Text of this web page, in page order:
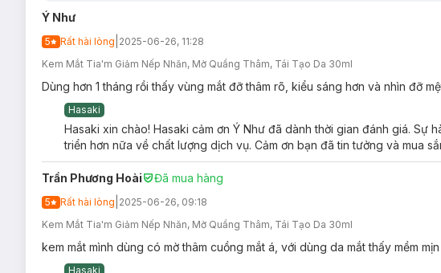
Đối tượng sử dụng:
Dành cho mọi loại da
Dành cho làn kể cả da nhạy cảm, da treatment
Công dụng:
Ngăn ngừa lão hóa và làm mờ các vết thâm.
Làm giảm vết nhăn quanh vùng mắt.
Bổ sung và duy trì độ ẩm cho vùng da mắt.
Lành tính cho mọi loại da, kể cả da nhạy cảm nhất
Ưu thế nổi bật:
Giảm nếp nhăn, duy trì độ ẩm và tăng độ đàn hồi cho vùng da mắt.
Ý Như
5 Rất hài lòng 2025-06-26, 11:28
Kem Mắt Tia'm Giảm Nếp Nhăn, Mờ Quầng Thâm, Tái Tạo Da 30ml
Dùng hơn 1 tháng rồi thấy vùng mắt đỡ thâm rõ, kiểu sáng hơn và nhìn đỡ
Hasaki
Hasaki xin chào! Hasaki cảm ơn Ý Như đã dành thời gian đánh giá.
triển hơn nữa về chất lượng dịch vụ. Cảm ơn bạn đã tin tưởng và mua
Trần Phương Hoài Đã mua hàng
5 Rất hài lòng 2025-06-26, 09:18
Kem Mắt Tia'm Giảm Nếp Nhăn, Mờ Quầng Thâm, Tái Tạo Da 30ml
kem mắt mình dùng có mờ thâm cuồng mắt á, với dùng da mắt thấy mềm
Hasaki